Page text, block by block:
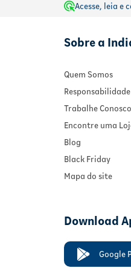
Acesse, leia e
Sobre a
Quem Somos
Responsabilidade
Trabalhe Conosco
Encontre uma
Blog
Black Friday
Mapa do site
Download
Google